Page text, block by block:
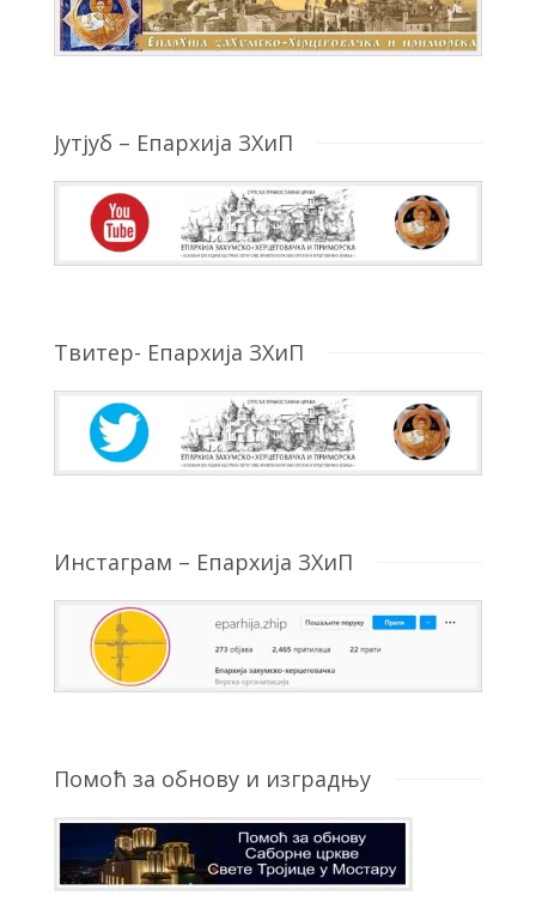
Јутјуб – Епархија ЗХиП
Твитер- Епархија ЗХиП
Инстаграм – Епархија ЗХиП
Помоћ за обнову и изградњу